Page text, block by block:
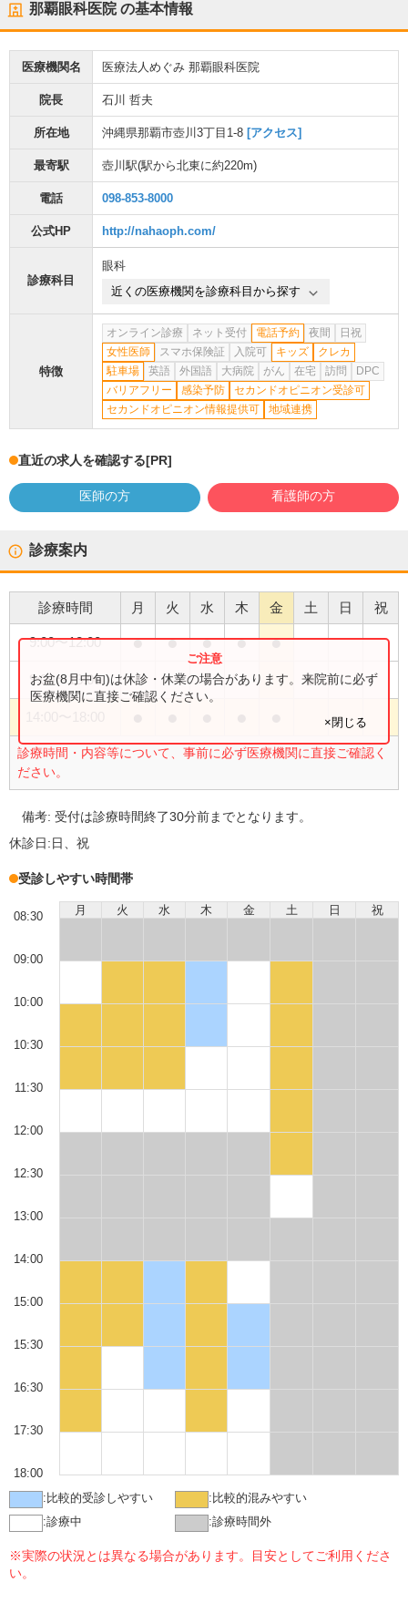
那覇眼科医院の基本情報
医療機関名 医療法人めぐみ 那覇眼科医院
院長 石川 哲夫
所在地 沖縄県那覇市壺川3丁目1-8 [アクセス]
最寄駅 壺川駅(駅から北東に約220m)
電話 098-853-8000
公式HP http://nahaoph.com/
診療科目
眼科
近くの医療機関を診療科目から探す
特徴
オンライン診療 ネット受付 電話予約 夜間
日祝
女性医師
スマホ保険証 入院可 キッズ
クレカ
駐車場
英語 外国語 大病院 がん 在宅 訪問
DPC
バリアフリー
感染予防
セカンドオピニオン受診可
セカンドオピニオン情報提供可
地域連携
直近の求人を確認する[PR]
医師の方 看護師の方
診療案内
診療時間 月 火 水 木 金 土 日 祝
9:00〜12:00 ● ● ● ● ●
9:00〜13:00 ●
診療時間・内容等について、事前に必ず医療機関に直接ご確認く
ださい。
お盆(8月中旬)は休診・休業の場合があります。来院前に必ず
医療機関に直接ご確認ください。
×閉じる
備考:受付は診療時間終了30分前までとなります。
休診日:日、祝
受診しやすい時間帯
月 火 水 木 金 土 日 祝
08:30
09:00
10:00
10:30
11:30
12:00
12:30
13:00
14:00
15:00
15:30
16:30
17:30
18:00
: 比較的受診しやすい : 比較的混みやすい
:診療中 :診療時間外
※実際の状況とは異なる場合があります。目安としてご利用くださ
い。